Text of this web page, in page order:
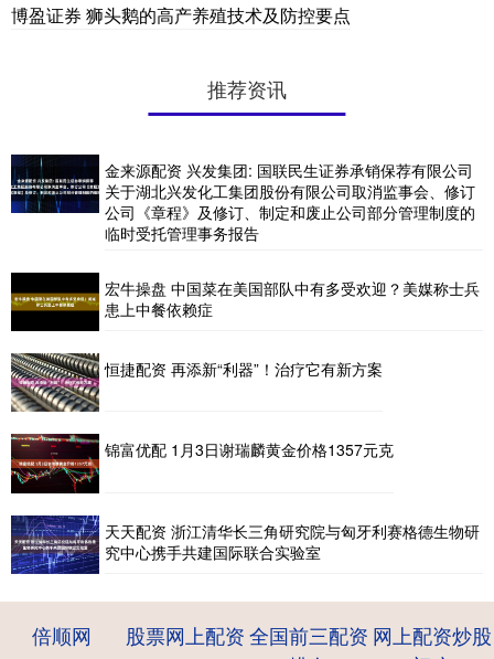
博盈证券 狮头鹅的高产养殖技术及防控要点
推荐资讯
金来源配资 兴发集团: 国联民生证券承销保荐有限公司
关于湖北兴发化工集团股份有限公司取消监事会、修订
公司《章程》及修订、制定和废止公司部分管理制度的
临时受托管理事务报告
宏牛操盘 中国菜在美国部队中有多受欢迎？美媒称士兵
患上中餐依赖症
恒捷配资 再添新“利器”！治疗它有新方案
锦富优配 1月3日谢瑞麟黄金价格1357元克
天天配资 浙江清华长三角研究院与匈牙利赛格德生物研
究中心携手共建国际联合实验室
倍顺网 股票网上配资全国前三配资 网上配资炒股